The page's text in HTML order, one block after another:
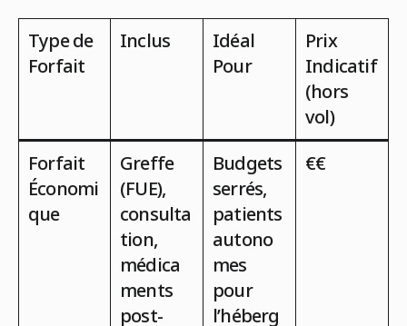
Type de
Forfait
Inclus
Idéal
Pour
Prix
Indicatif
(hors
vol)
Forfait
Économi
que
Greffe
(FUE),
consulta
tion,
médica
ments
post-
Budgets
serrés,
patients
autono
mes
pour
l’héberg
€€